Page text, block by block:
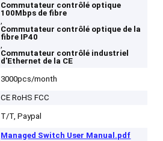
Commutateur contrôlé optique
100Mbps de fibre
,
Commutateur contrôlé optique de la
fibre IP40
,
Commutateur contrôlé industriel
d'Ethernet de la CE
3000pcs/month
CE RoHS FCC
T/T, Paypal
Managed Switch User Manual.pdf